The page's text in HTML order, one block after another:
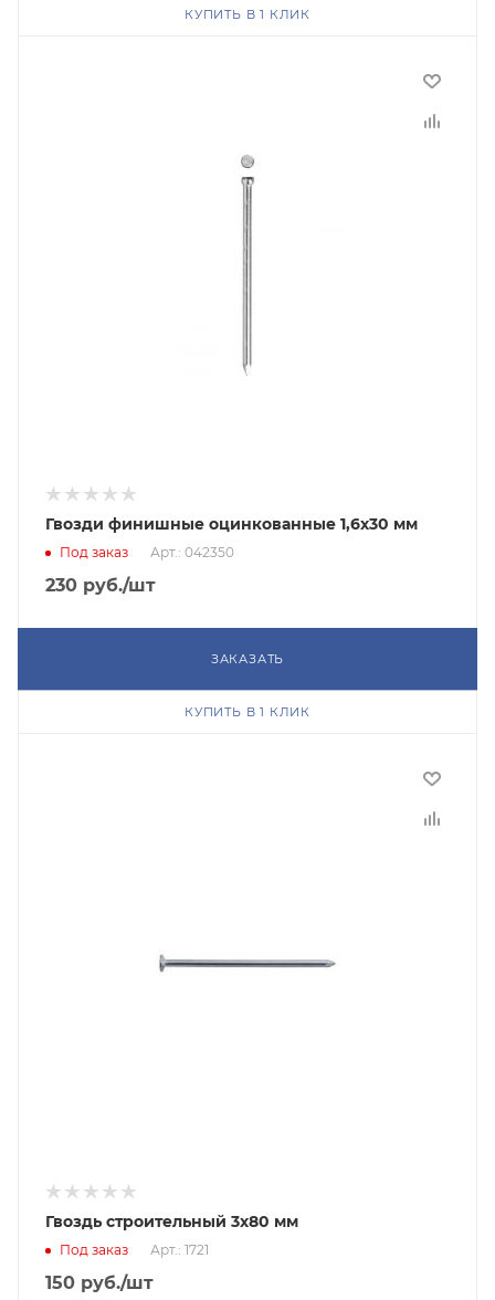
КУПИТЬ В 1 КЛИК
Гвозди финишные оцинкованные 1,6х30 мм
Под заказ Арт.: 042350
230 руб./шт
ЗАКАЗАТЬ
КУПИТЬ В 1 КЛИК
Гвоздь строительный 3х80 мм
Под заказ Арт.: 1721
150 руб./шт